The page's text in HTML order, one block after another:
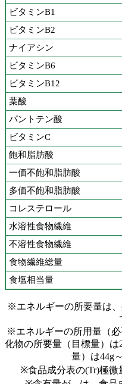
ビタミンB1
ビタミンB2
ナイアシン
ビタミンB6
ビタミンB12
葉酸
パントテン酸
ビタミンC
飽和脂肪酸
一価不飽和脂肪酸
多価不飽和脂肪酸
コレステロール
水溶性食物繊維
不溶性食物繊維
食物繊維総量
食塩相当量
※エネルギーの所要量は
※エネルギーの所用量（必
化物の所要量（目標量）は
量）は44g
※食品成分表の(Tr)極微